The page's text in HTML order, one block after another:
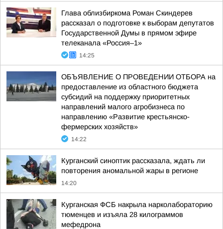
Глава облизбиркома Роман Скиндерев
рассказал о подготовке к выборам депутатов
Государственной Думы в прямом эфире
телеканала «Россия–1»
14:25
ОБЪЯВЛЕНИЕ О ПРОВЕДЕНИИ ОТБОРА на
предоставление из областного бюджета
субсидий на поддержку приоритетных
направлений малого агробизнеса по
направлению «Развитие крестьянско-
фермерских хозяйств»
14:22
Курганский синоптик рассказала, ждать ли
повторения аномальной жары в регионе
14:20
Курганская ФСБ накрыла нарколабораторию
тюменцев и изъяла 28 килограммов
мефедрона